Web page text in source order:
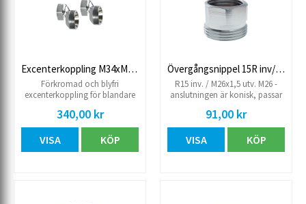
Excenterkoppling M34xM26, blyfri
Förkromad och blyfri
excenterkoppling för blandare
utv, cc 15 mm. Säljs i 2-pack.
340,00 kr
VISA KÖP
Övergångsnippel 15R inv/M26utv.
R15 inv. / M26x1,5 utv. M26 -
anslutningen är konisk, passar
91,00 kr
VISA KÖP